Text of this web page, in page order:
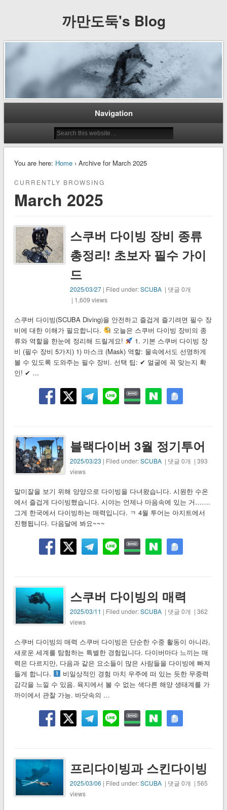
까만도둑's Blog
Navigation
You are here: Home› Archive for March 2025
CURRENTLY BROWSING
March 2025
스쿠버 다이빙 장비 종류
총정리! 초보자 필수 가이
드
2025/03/27 | Filed under:SCUBA | 댓글 0개
| 1,609 views
스쿠버 다이빙(SCUBA Diving)을 안전하고 즐겁게 즐기려면 필수 장
비에 대한 이해가 필요합니다.
오늘은 스쿠버 다이빙 장비의 종
류와 역할을 한눈에 정리해 드릴게요!
1. 기본 스쿠버 다이빙 장
비 (필수 장비 5가지) 1) 마스크 (Mask) 역할: 물속에서도 선명하게
볼 수 있도록 도와주는 필수 장비. 선택 팁: ✔ 얼굴에 꼭 맞는지 확
인! ✔ …
블랙다이버 3월 정기투어
2025/03/23 | Filed under:SCUBA | 댓글 0개 | 393
views
말미잘을 보기 위해 양양으로 다이빙을 다녀왔습니다. 시원한 수온
에서 즐겁게 다이빙했습니다. 시야는 언제나 마음속에 있는 거…….
그게 한국에서 다이빙하는 매력입니다. ㅋ 4월 투어는 아지트에서
진행됩니다. 다음달에 봐요~~~
스쿠버 다이빙의 매력
2025/03/11 | Filed under:SCUBA | 댓글 0개 | 362
views
스쿠버 다이빙의 매력 스쿠버 다이빙은 단순한 수중 활동이 아니라,
새로운 세계를 탐험하는 특별한 경험입니다. 다이버마다 느끼는 매
력은 다르지만, 다음과 같은 요소들이 많은 사람들을 다이빙에 빠져
들게 합니다.
비일상적인 경험 마치 우주에 떠 있는 듯한 무중력
감각을 느낄 수 있음. 육지에서 볼 수 없는 색다른 해양 생태계를 가
까이에서 관찰 가능. 바닷속의 …
프리다이빙과 스킨다이빙
2025/03/06 | Filed under:SCUBA | 댓글 0개 | 565
views